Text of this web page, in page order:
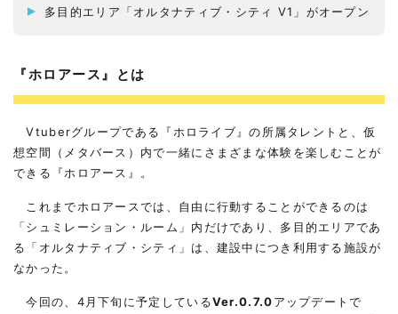
多目的エリア「オルタナティブ・シティ V1」がオープン
『ホロアース』とは
Vtuberグループである『ホロライブ』の所属タレントと、仮
想空間（メタバース）内で一緒にさまざまな体験を楽しむことが
できる『ホロアース』。
これまでホロアースでは、自由に行動することができるのは
「シュミレーション・ルーム」内だけであり、多目的エリアであ
る「オルタナティブ・シティ」は、建設中につき利用する施設が
なかった。
今回の、4月下旬に予定しているVer.0.7.0アップデートで